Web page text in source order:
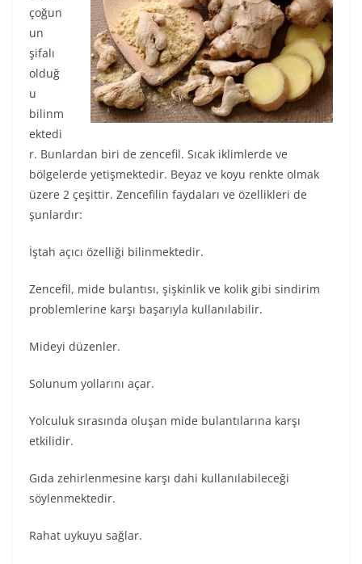
çoğun
un
şifalı
olduğ
u
bilinm
ektedi
r. Bunlardan biri de zencefil. Sıcak iklimlerde ve
bölgelerde yetişmektedir. Beyaz ve koyu renkte olmak
üzere 2 çeşittir. Zencefilin faydaları ve özellikleri de
şunlardır:
İştah açıcı özelliği bilinmektedir.
Zencefil, mide bulantısı, şişkinlik ve kolik gibi sindirim
problemlerine karşı başarıyla kullanılabilir.
Mideyi düzenler.
Solunum yollarını açar.
Yolculuk sırasında oluşan mide bulantılarına karşı
etkilidir.
Gıda zehirlenmesine karşı dahi kullanılabileceği
söylenmektedir.
Rahat uykuyu sağlar.